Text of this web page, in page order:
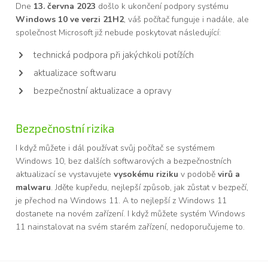
Dne 13. června 2023 došlo k ukončení podpory systému
Windows 10 ve verzi 21H2, váš počítač funguje i nadále, ale
společnost Microsoft již nebude poskytovat následující:
technická podpora při jakýchkoli potížích
aktualizace softwaru
bezpečnostní aktualizace a opravy
Bezpečnostní rizika
I když můžete i dál používat svůj počítač se systémem
Windows 10, bez dalších softwarových a bezpečnostních
aktualizací se vystavujetevysokému riziku v podoběvirů a
malwaru. Jděte kupředu, nejlepší způsob, jak zůstat v bezpečí,
je přechod na Windows 11. A to nejlepší z Windows 11
dostanete na novém zařízení. I když můžete systém Windows
11 nainstalovat na svém starém zařízení, nedoporučujeme to.